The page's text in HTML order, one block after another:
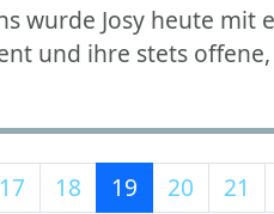
wurde Josy heute
und ihre stets
17 18 19 20 21